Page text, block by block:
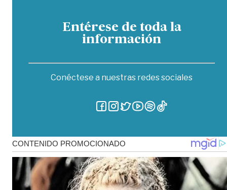
Entérese de toda la
información
Conéctese a nuestras redes sociales